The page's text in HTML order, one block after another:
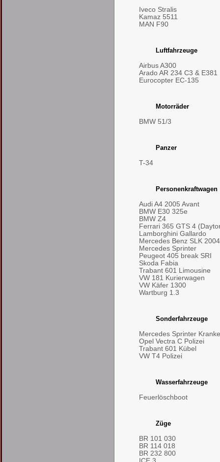
Iveco Stralis
Kamaz 5511
MAN F90
Luftfahrzeuge
Airbus A300
Arado AR 234 C3 & E381
Eurocopter EC-135
Motorräder
BMW 51/3
Panzer
T-34
Personenkraftwagen
Audi A4 2005 Avant
BMW E30 325e
BMW Z4
Ferrari 365 GTS 4
Lamborghini Gallardo
Mercedes Benz SLK
Mercedes Sprinter
Peugeot 405 break SRI
Skoda Fabia
Trabant 601 Limousine
VW 181 Kurierwagen
VW Käfer 1300
Wartburg 1.3
Sonderfahrzeuge
Mercedes Sprinter
Opel Vectra C Polizei
Trabant 601 Kübel
VW T4 Polizei
Wasserfahrzeuge
Feuerlöschboot
Züge
BR 101 030
BR 114 018
BR 232 800